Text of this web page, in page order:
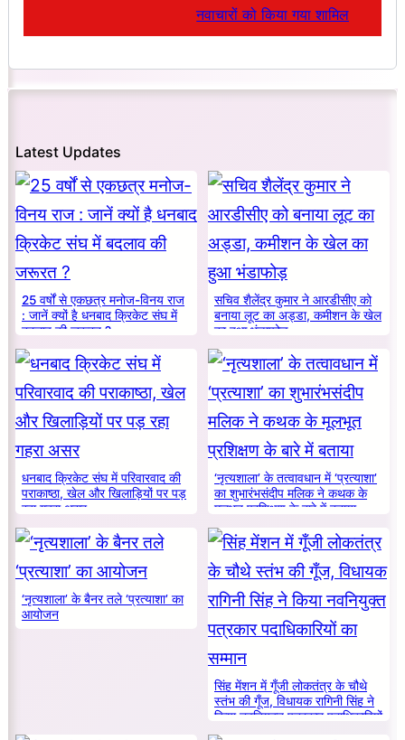
नवाचारों को किया गया शामिल
Latest Updates
25 वर्षों से एकछत्र मनोज-विनय राज
: जानें क्यों है धनबाद क्रिकेट संघ में
बदलाव की जरूरत ?
सचिव शैलेंद्र कुमार ने आरडीसीए को
बनाया लूट का अड्डा, कमीशन के खेल
का हुआ भंडाफोड़
धनबाद क्रिकेट संघ में परिवारवाद की
पराकाष्ठा, खेल और खिलाड़ियों पर पड़
रहा गहरा असर
‘नृत्यशाला’ के तत्वावधान में ‘प्रत्याशा’
का शुभारंभसंदीप मलिक ने कथक के
मूलभूत प्रशिक्षण के बारे में बताया
‘नृत्यशाला’ के बैनर तले ‘प्रत्याशा’ का
आयोजन
सिंह मेंशन में गूँजी लोकतंत्र के चौथे
स्तंभ की गूँज, विधायक रागिनी सिंह ने
किया नवनियुक्त पत्रकार पदाधिकारियों
का सम्मान